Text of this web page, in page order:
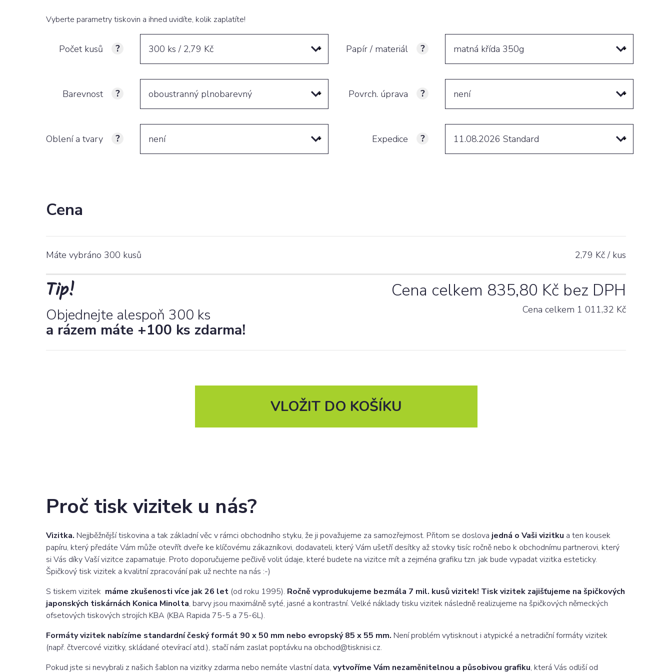
Vyberte parametry tiskovin a ihned uvidíte, kolik zaplatíte!
Počet kusů 300 ks / 2,79 Kč Papír / materiál matná křída 350g
Barevnost oboustranný plnobarevný Povrch. úprava není
Oblení a tvary není Expedice 11.08.2026Standard
Cena
Máte vybráno 300 kusů 2,79 Kč / kus
Tip!
Objednejte alespoň 300 ks
a rázem máte +100 ks zdarma!
Cena celkem 835,80 Kč bez DPH
Cena celkem 1 011,32 Kč
VLOŽIT DO KOŠÍKU
Proč tisk vizitek u nás?
Vizitka. Nejjběžnější tiskovina a tak základní věc v rámci obchodního styku, že ji považujeme za samozřejmost. Přitom se doslova jedná o Vaši vizitku a ten kousek
papíru, který předáte Vám může otevřít dveře ke klíčovému zákazníkovi, dodavateli, který Vám ušetří desítky až stovky tisíc ročně nebo k obchodnímu partnerovi, který
si Vás díky Vaší vizitce zapamatuje. Proto doporučujeme pečlivě volit údaje, které budete na vizitce mít a zejména grafiku tzn. jak bude vypadat vizitka esteticky.
Špičkový tisk vizitek a kvalitní zpracování pak už nechte na nás :-)
S tiskem vizitek máme zkušenosti více jak 26 let (od roku 1995). Ročně vyprodukujeme bezmála 7 mil. kusů vizitek! Tisk vizitek zajišťujeme na špičkových
japonských tiskárnách Konica Minolta, barvy jsou maximálně syté, jasné a kontrastní. Velké náklady tisku vizitek následně realizujeme na špičkových německých
ofsetových tiskových strojích KBA (KBA Rapida 75-5 a 75-6L).
Formáty vizitek nabízíme standardní český formát 90 x 50 mm nebo evropský 85 x 55 mm. Není problém vytisknout i atypické a netradiční formáty vizitek
(např. čtvercové vizitky, skládané otevírací atd.), stačí nám zaslat poptávku na obchod@tisknisi.cz.
Pokud jste si nevybrali z našich šablon na vizitky zdarma nebo nemáte vlastní data, vytvoříme Vám nezaměnitelnou a působivou grafiku, která Vás odliší od